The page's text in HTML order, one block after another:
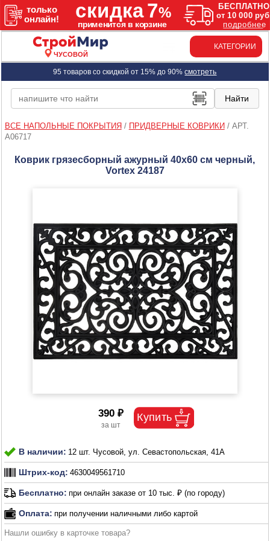
ЧУСОВОЙ
КАТЕГОРИИ
95 товаров со скидкой от 15% до 90%смотреть
ВСЕ НАПОЛЬНЫЕ ПОКРЫТИЯ / ПРИДВЕРНЫЕ КОВРИКИ / АРТ.
A06717
Коврик грязесборный ажурный 40х60 см черный,
Vortex 24187
390 ₽
В наличии: 12 шт. Чусовой, ул. Севастопольская, 41А
Штрих-код: 4630049561710
Бесплатно: при онлайн заказе от 10 тыс. ₽ (по городу)
Оплата: при получении наличными либо картой
Нашли ошибку в карточке товара?